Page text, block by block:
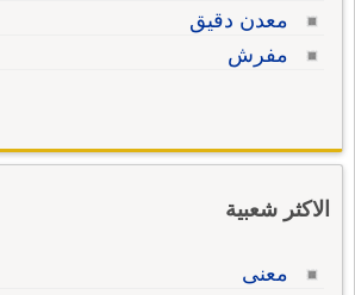
معدن دقيق
مفرش
الاكثر شعبية
معنى